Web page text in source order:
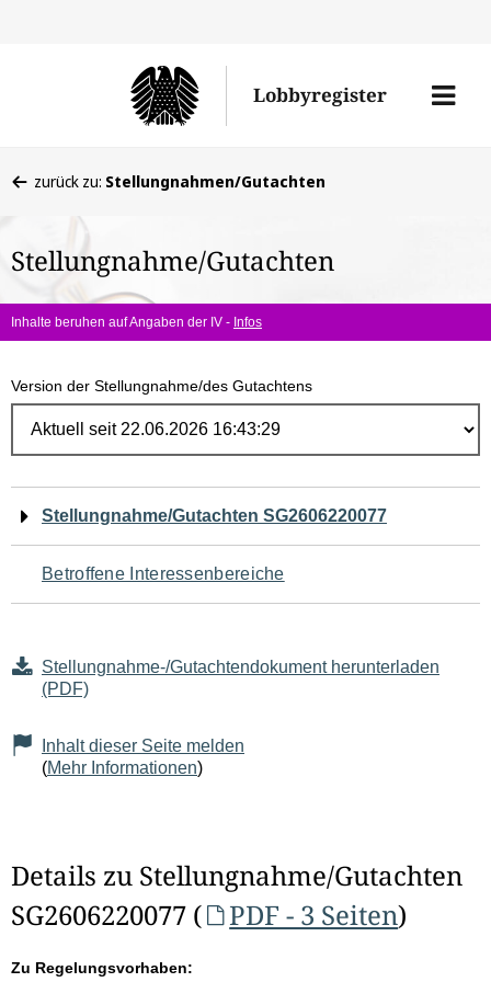
Lobbyregister
Menü
befinden
hier:
zurück zu: Stellungnahmen/Gutachten
Stellungnahme/Gutachten
Inhalte beruhen auf Angaben der IV - Infos
Version der Stellungnahme/des Gutachtens
Navigation
für
den
Seiteninhalt
Stellungnahme/Gutachten SG2606220077
Betroffene Interessenbereiche
Stellungnahme-/Gutachtendokument herunterladen
(PDF)
Inhalt dieser Seite melden
(Mehr Informationen)
Details zu Stellungnahme/Gutachten
SG2606220077 (
PDF - 3 Seiten)
Zu Regelungsvorhaben: